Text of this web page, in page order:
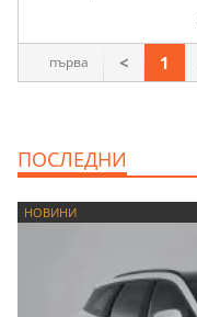
първа < 1
ПОСЛЕДНИ
НОВИНИ